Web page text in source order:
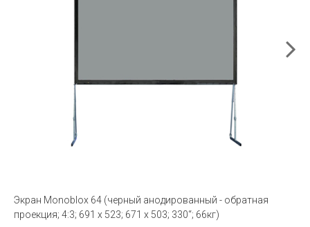
Экран Monoblox 64 (черный анодированный - обратная
проекция; 4:3; 691 x 523; 671 x 503; 330“; 66кг)